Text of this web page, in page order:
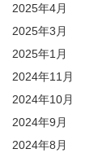
2025年4月
2025年3月
2025年1月
2024年11月
2024年10月
2024年9月
2024年8月